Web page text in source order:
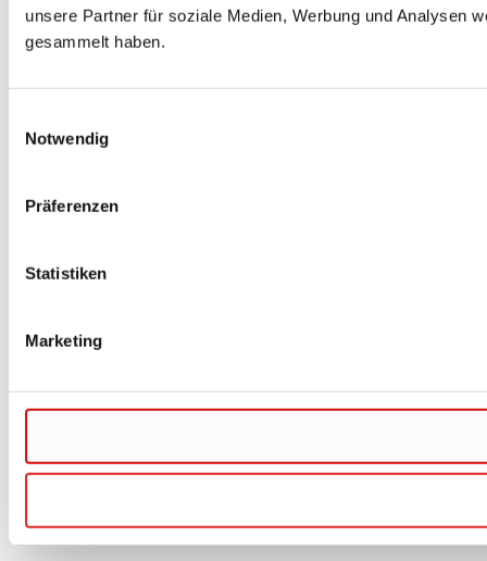
unsere Partner für soziale Medien, Werbung und Analysen
gesammelt haben.
Notwendig
Präferenzen
Statistiken
Marketing